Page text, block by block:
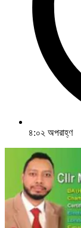
৪:০২ অপরাহ্ণ